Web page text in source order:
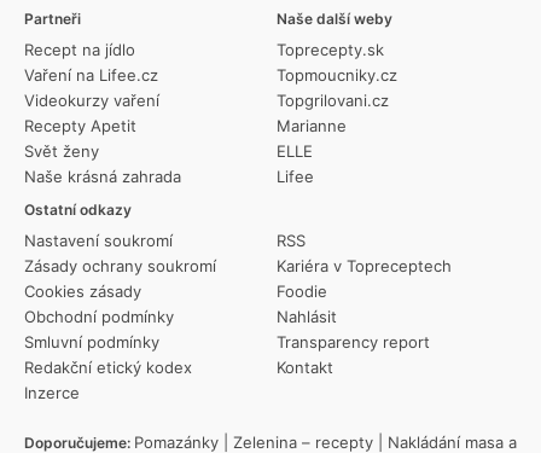
Partneři
Recept na jídlo
Vaření na Lifee.cz
Videokurzy vaření
Recepty Apetit
Svět ženy
Naše krásná zahrada
Ostatní odkazy
Nastavení soukromí
Zásady ochrany soukromí
Cookies zásady
Obchodní podmínky
Smluvní podmínky
Redakční etický kodex
Inzerce
RSS
Kariéra v Topreceptech
Foodie
Nahlásit
Transparency report
Kontakt
Naše další weby
Toprecepty.sk
Topmoucniky.cz
Topgrilovani.cz
Marianne
ELLE
Lifee
Doporučujeme: Pomazánky Zelenina – recepty
Nakládání masa a